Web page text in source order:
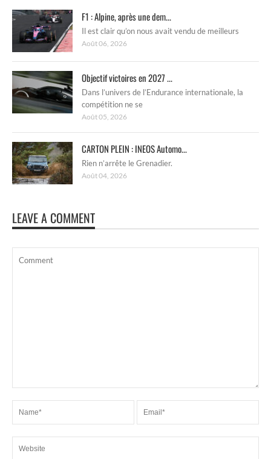
F1 : Alpine, après une dem...
Il est clair qu’on nous avait vendu de meilleurs
Août 06, 2026
Objectif victoires en 2027 ...
Dans l’univers de l’Endurance internationale, la
compétition ne se
Août 05, 2026
CARTON PLEIN : INEOS Automo...
Rien n’arrête le Grenadier.
Août 04, 2026
LEAVE A COMMENT